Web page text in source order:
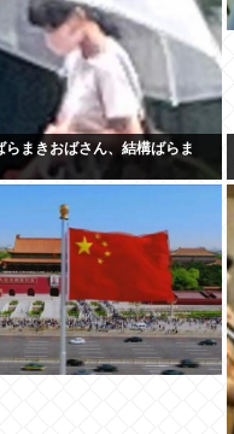
らまきおばさん、結構ばらま